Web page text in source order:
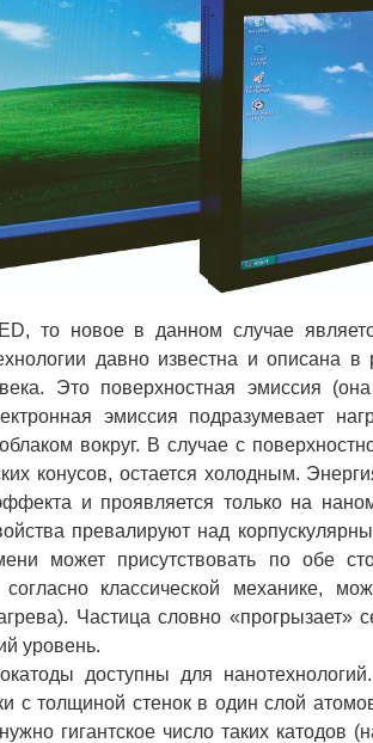
то новое в данном случае
давно известна и описана в
Это поверхностная эмиссия
эмиссия подразумевает
вокруг. В случае с
конусов, остается холодным.
и проявляется только на
превалируют над
может присутствовать по обе
согласно классической механике,
Частица словно «прогрызает»
уровень.
доступны для
с толщиной стенок в один слой
гигантское число таких катодов